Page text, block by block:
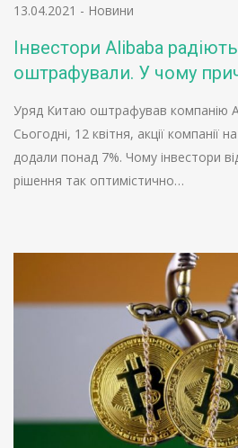
13.04.2021 - Новини
Інвестори Alibaba
оштрафували. У чому
Уряд Китаю оштрафував компанію
Сьогодні, 12 квітня, акції компанії
додали понад 7%. Чому інвестори
рішення так оптимістично…